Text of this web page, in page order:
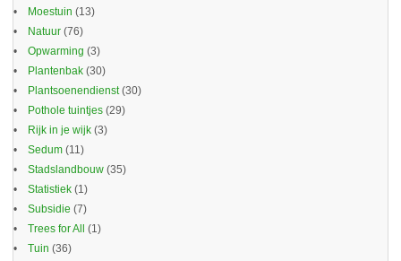
Moestuin (13)
Natuur (76)
Opwarming (3)
Plantenbak (30)
Plantsoenendienst(30)
Pothole tuintjes (29)
Rijk in je wijk (3)
Sedum (11)
Stadslandbouw (35)
Statistiek (1)
Subsidie (7)
Trees for All
(1)
Tuin (36)